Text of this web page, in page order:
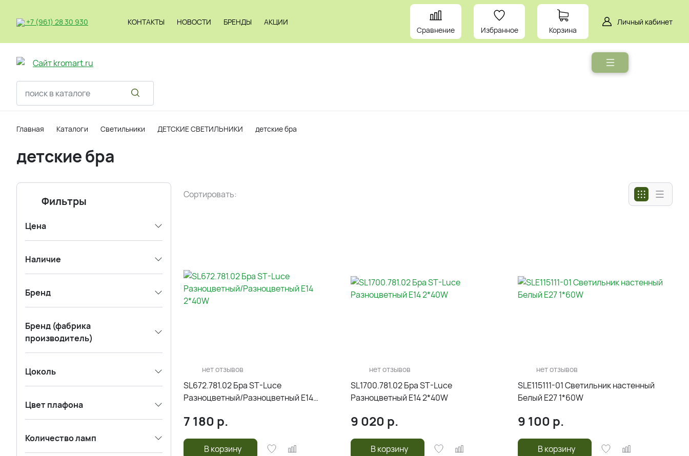
+7 (961) 28 30 930 КОНТАКТЫ НОВОСТИ БРЕНДЫ
АКЦИИ
Сравнение
Избранное Корзина
Личный кабинет
Главная Каталоги Светильники ДЕТСКИЕ СВЕТИЛЬНИКИ детские бра
детские бра
Фильтры
Цена
Наличие
Бренд
Бренд (фабрика
производитель)
Цоколь
Цвет плафона
Количество ламп
Сортировать:
нет отзывов
SL672.781.02 Бра ST-Luce
Разноцветный/Разноцветный E14
7 180 р.
В корзину
нет отзывов
SL1700.781.02 Бра ST-Luce
Разноцветный E14 2*40W
9 020 р.
В корзину
нет отзывов
SLE115111-01 Светильник настенный
Белый E27 1*60W
9 100 р.
В корзину